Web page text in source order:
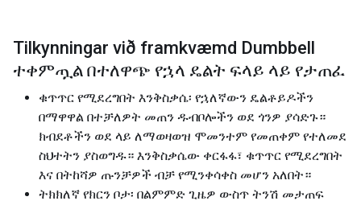
Tilkynningar við framkvæmd Dumbbell
ተቀምጧል በተለዋጭ የኋላ ዴልት ፍላይ ላይ የታጠፈ
ቁጥጥር የሚደረግበት እንቅስቃሴ፡ የኋለኛውን ዴልቶይዶችን
በማዋዋል በተቻለዎት መጠን ዱብቦሎችን ወደ ጎንዎ ያሳድጉ።
ክብደቶችን ወደ ላይ ለማወዛወዝ ሞመንተም የመጠቀም የተለመደ
ስህተትን ያስወግዱ። እንቅስቃሴው ቀርፋፋ፣ ቁጥጥር የሚደረግበት
እና በትከሻዎ ጡንቻዎች ብቻ የሚንቀሳቀስ መሆን አለበት።
ትክክለኛ የክርን ቦታ፡ በልምምድ ጊዜዎ ውስጥ ትንሽ መታጠፍ